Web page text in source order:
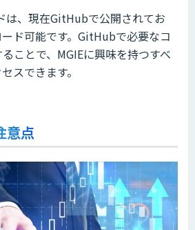
は、現在GitHubで公開されてお
ド可能です。GitHubで必要なコ
ことで、MGIEに興味を持つすべ
スできます。
意点